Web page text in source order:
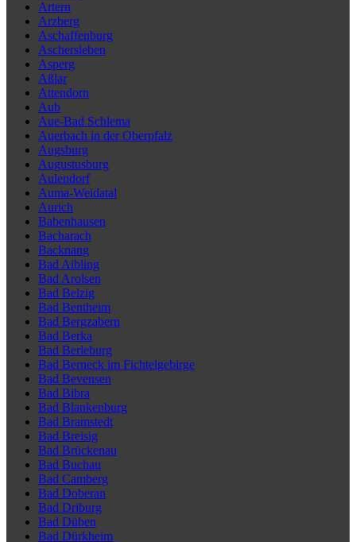
Artern
Arzberg
Aschaffenburg
Aschersleben
Asperg
Aßlar
Attendorn
Aub
Aue-Bad Schlema
Auerbach in der Oberpfalz
Augsburg
Augustusburg
Aulendorf
Auma-Weidatal
Aurich
Babenhausen
Bacharach
Backnang
Bad Aibling
Bad Arolsen
Bad Belzig
Bad Bentheim
Bad Bergzabern
Bad Berka
Bad Berleburg
Bad Berneck im Fichtelgebirge
Bad Bevensen
Bad Bibra
Bad Blankenburg
Bad Bramstedt
Bad Breisig
Bad Brückenau
Bad Buchau
Bad Camberg
Bad Doberan
Bad Driburg
Bad Düben
Bad Dürkheim